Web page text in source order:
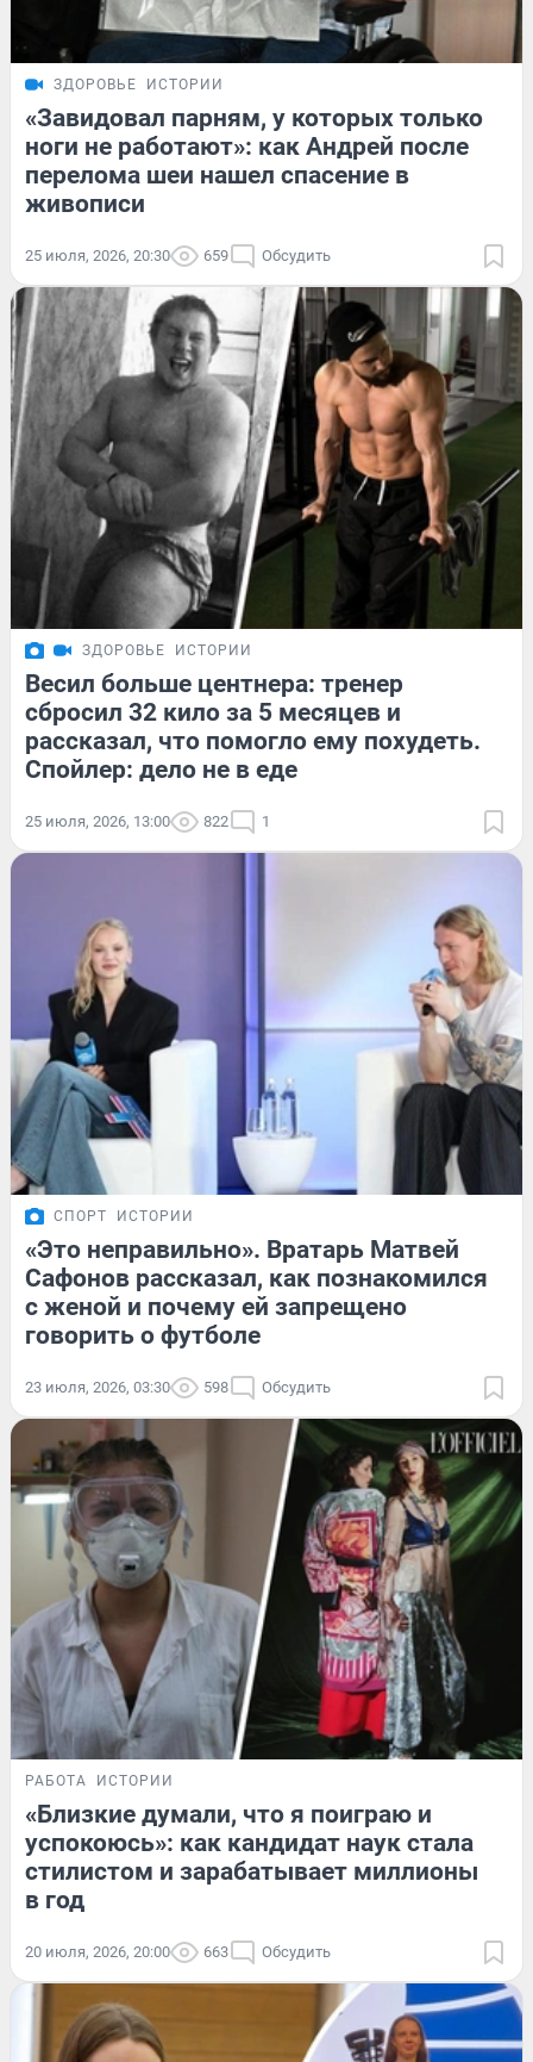
ЗДОРОВЬЕ ИСТОРИИ
«Завидовал парням, у которых только
ноги не работают»: как Андрей после
перелома шеи нашел спасение в
живописи
25 июля, 2026, 20:30 659 Обсудить
ЗДОРОВЬЕ ИСТОРИИ
Весил больше центнера: тренер
сбросил 32 кило за 5 месяцев и
рассказал, что помогло ему похудеть.
Спойлер: дело не в еде
25 июля, 2026, 13:00 822 1
СПОРТ ИСТОРИИ
«Это неправильно». Вратарь Матвей
Сафонов рассказал, как познакомился
с женой и почему ей запрещено
говорить о футболе
23 июля, 2026, 03:30 598 Обсудить
РАБОТА ИСТОРИИ
«Близкие думали, что я поиграю и
успокоюсь»: как кандидат наук стала
стилистом и зарабатывает миллионы
в год
20 июля, 2026, 20:00 663 Обсудить